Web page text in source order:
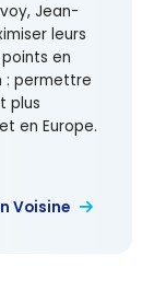
Jean-
leurs
en
: permettre
plus
en Europe.
Voisine